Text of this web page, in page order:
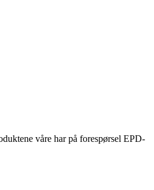
våre har på forespørsel EPD-